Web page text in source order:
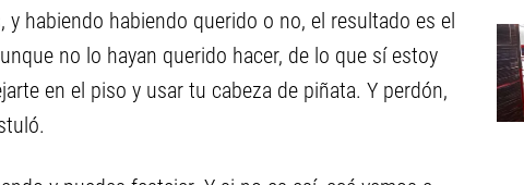
habiendo habiendo querido o no, el resultado es el
no lo hayan querido hacer, de lo que sí estoy
en el piso y usar tu cabeza de piñata. Y perdón,